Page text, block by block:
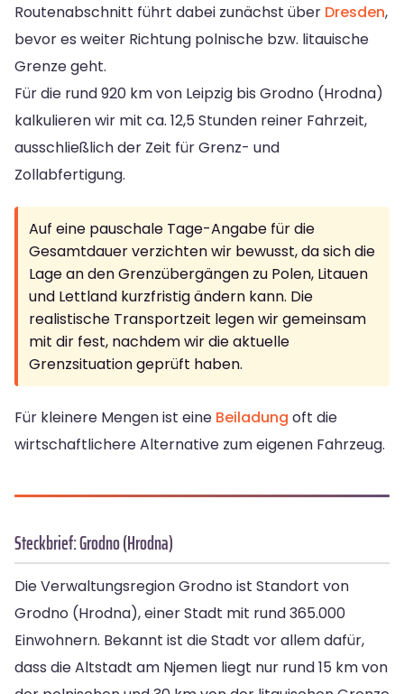
Routenabschnitt führt dabei zunächst über Dresden,
bevor es weiter Richtung polnische bzw. litauische
Grenze geht.
Für die rund 920 km von Leipzig bis Grodno (Hrodna)
kalkulieren wir mit ca. 12,5 Stunden reiner Fahrzeit,
ausschließlich der Zeit für Grenz- und
Zollabfertigung.
Auf eine pauschale Tage-Angabe für die
Gesamtdauer verzichten wir bewusst, da sich die
Lage an den Grenzübergängen zu Polen, Litauen
und Lettland kurzfristig ändern kann. Die
realistische Transportzeit legen wir gemeinsam
mit dir fest, nachdem wir die aktuelle
Grenzsituation geprüft haben.
Für kleinere Mengen ist eine Beiladung oft die
wirtschaftlichere Alternative zum eigenen Fahrzeug.
Steckbrief: Grodno (Hrodna)
Die Verwaltungsregion Grodno ist Standort von
Grodno (Hrodna), einer Stadt mit rund 365.000
Einwohnern. Bekannt ist die Stadt vor allem dafür,
dass die Altstadt am Njemen liegt nur rund 15 km von